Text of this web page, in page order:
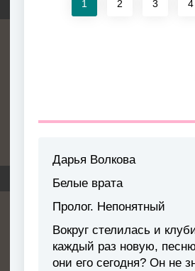
1 2 3 4
Дарья Волкова
Белые врата
Пролог. Непонятный
Вокруг стелилась и
каждый раз новую,
они его сегодня? Он не